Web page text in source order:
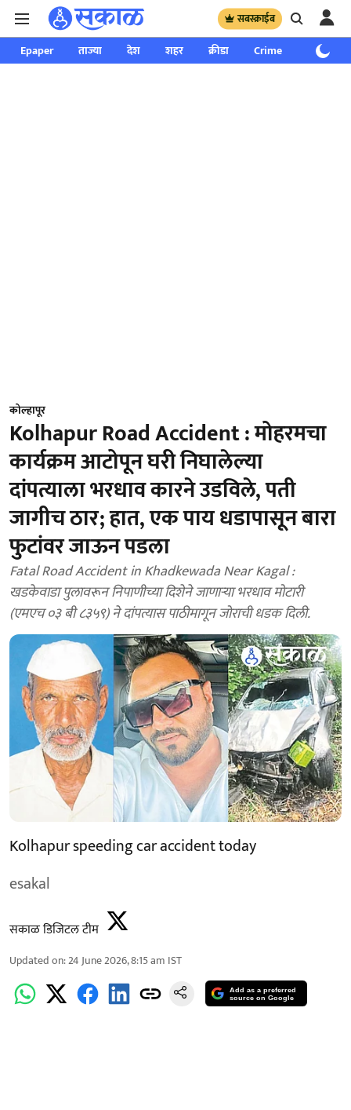
सबस्क्राईब
Epaper ताज्या देश शहर क्रीडा Crime साप्ताहिक
कोल्हापूर
Kolhapur Road Accident : मोहरमचा
कार्यक्रम आटोपून घरी निघालेल्या
दांपत्याला भरधाव कारने उडविले, पती
जागीच ठार; हात, एक पाय धडापासून बारा
फुटांवर जाऊन पडला
Fatal Road Accident in Khadkewada Near Kagal :
खडकेवाडा पुलावरून निपाणीच्या दिशेने जाणाऱ्या भरधाव मोटारी
(एमएच ०३ बी ८३५९) ने दांपत्यास पाठीमागून जोराची धडक दिली.
Kolhapur speeding car accident today
esakal
सकाळ डिजिटल टीम
Updated on:24 June 2026, 8:15 am IST
Add as a preferred
source on Google